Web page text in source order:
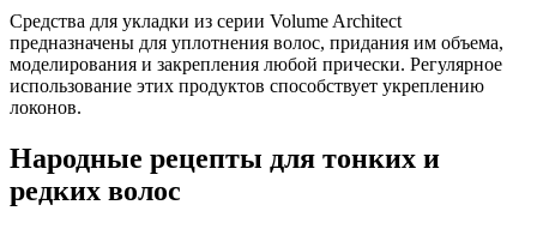
Средства для укладки из серии Volume Architect
предназначены для уплотнения волос, придания им объема,
моделирования и закрепления любой прически. Регулярное
использование этих продуктов способствует укреплению
локонов.
Народные рецепты для тонких и
редких волос